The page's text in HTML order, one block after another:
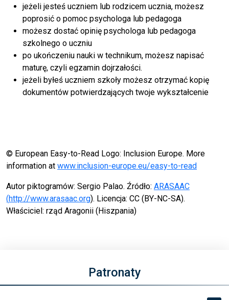
jeżeli jesteś uczniem lub rodzicem ucznia, możesz
poprosić o pomoc psychologa lub pedagoga
możesz dostać opinię psychologa lub pedagoga
szkolnego o uczniu
po ukończeniu nauki w technikum, możesz napisać
maturę, czyli egzamin dojrzałości.
jeżeli byłeś uczniem szkoły możesz otrzymać kopię
dokumentów potwierdzających twoje wykształcenie
© European Easy-to-Read Logo: Inclusion Europe. More
information at www.inclusion-europe.eu/easy-to-read
Autor piktogramów: Sergio Palao. Źródło: ARASAAC
(http://www.arasaac.org). Licencja: CC (BY-NC-SA).
Właściciel: rząd Aragonii (Hiszpania)
Patronaty